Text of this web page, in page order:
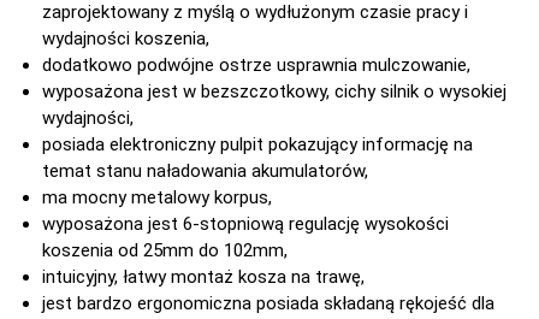
zaprojektowany z myślą o wydłużonym czasie pracy i
wydajności koszenia,
dodatkowo podwójne ostrze usprawnia mulczowanie,
wyposażona jest w bezszczotkowy, cichy silnik o wysokiej
wydajności,
posiada elektroniczny pulpit pokazujący informację na
temat stanu naładowania akumulatorów,
ma mocny metalowy korpus,
wyposażona jest 6-stopniową regulację wysokości
koszenia od 25mm do 102mm,
intuicyjny, łatwy montaż kosza na trawę,
jest bardzo ergonomiczna posiada składaną rękojeść dla